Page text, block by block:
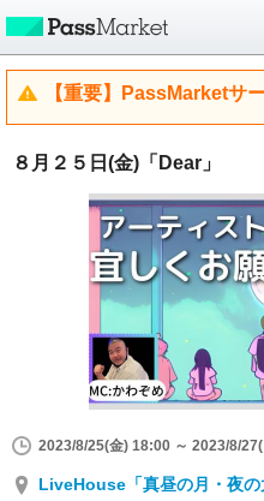
【重要】PassMarketサ
８月２５日(金)「Dear」
2023/8/25(金) 18:00 ～ 2023/8/
LiveHouse「真昼の月・夜の